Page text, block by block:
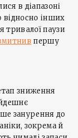
в діапазоні
відносно інших
тривалої паузи
першу
зниження
занурення до
зокрема й